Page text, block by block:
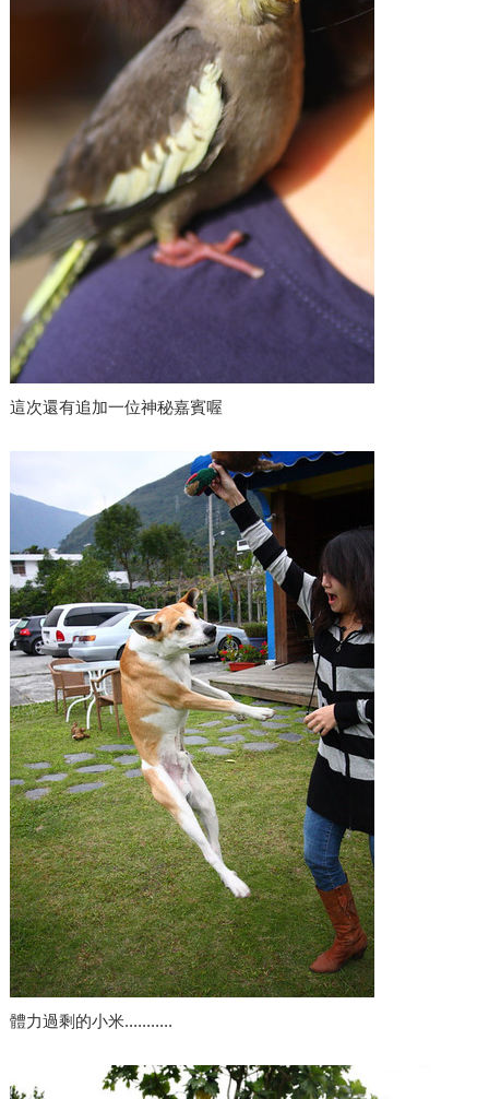
這次還有追加一位神秘嘉賓喔
體力過剩的小米...........